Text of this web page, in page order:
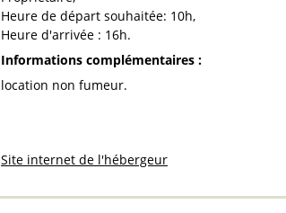
Heure de départ souhaitée: 10h
Heure d'arrivée : 16h
Informations complémentaires :
location non fumeur
Site internet de l'hébergeur